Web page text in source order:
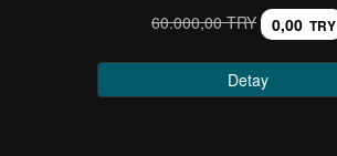
60.000,00 TRY 0,00 TRY
Detay